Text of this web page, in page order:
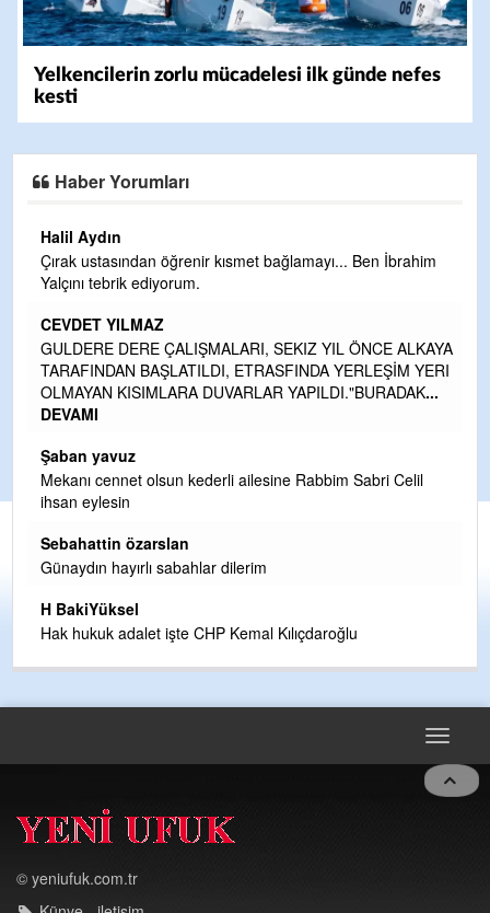
Yelkencilerin zorlu mücadelesi ilk günde nefes
kesti
Haber Yorumları
Halil Aydın
Çırak ustasından öğrenir kısmet bağlamayı... Ben İbrahim
Yalçını tebrik ediyorum.
CEVDET YILMAZ
GULDERE DERE ÇALIŞMALARI, SEKIZ YIL ÖNCE ALKAYA
TARAFINDAN BAŞLATILDI, ETRASFINDA YERLEŞİM YERI
OLMAYAN KISIMLARA DUVARLAR YAPILDI."BURADAK...
DEVAMI
Şaban yavuz
Mekanı cennet olsun kederli ailesine Rabbim Sabri Celil
ihsan eylesin
Sebahattin özarslan
Günaydın hayırlı sabahlar dilerim
H BakiYüksel
Hak hukuk adalet işte CHP Kemal Kılıçdaroğlu
Toggle
© yeniufuk.com.tr